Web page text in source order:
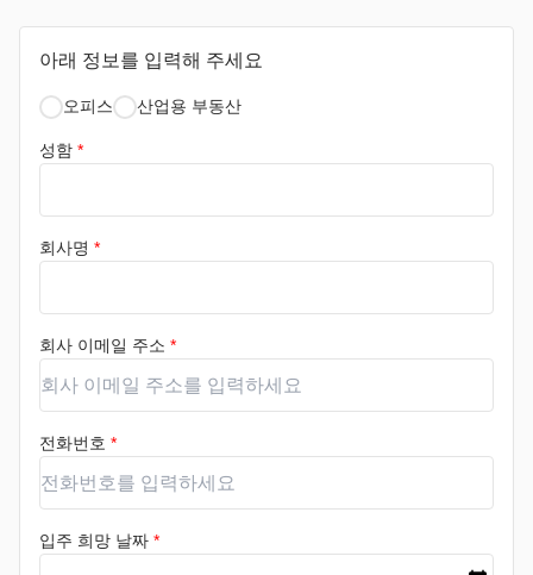
아래 정보를 입력해 주세요
오피스 산업용 부동산
성함 *
회사명 *
회사 이메일 주소 *
전화번호 *
입주 희망 날짜 *